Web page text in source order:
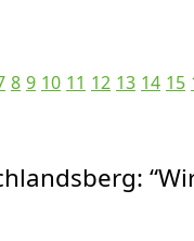
8 9 10 11 12 13 14 15